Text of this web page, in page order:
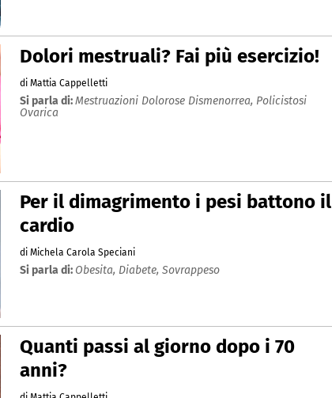
Dolori mestruali? Fai più esercizio!
di Mattia Cappelletti
Si parla di:Mestruazioni Dolorose Dismenorrea, Policistosi
Ovarica
Per il dimagrimento i pesi battono il
cardio
di Michela Carola Speciani
Si parla di: Obesita, Diabete, Sovrappeso
Quanti passi al giorno dopo i 70
anni?